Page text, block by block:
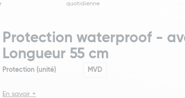
quotidienne
Protection waterproof -
Longueur 55 cm
Protection (unité) MVD
En savoir +